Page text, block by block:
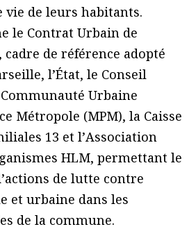
vie de leurs habitants.
le Contrat Urbain de
cadre de référence adopté
lʼÉtat, le Conseil
Urbaine
Métropole (MPM), la Caisse
13 et lʼAssociation
HLM, permettant le
de lutte contre
et urbaine dans les
de la commune.